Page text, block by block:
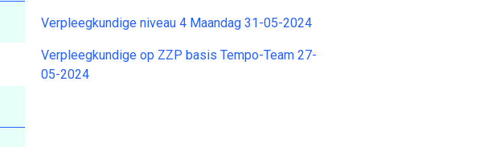
Verpleegkundige niveau 4 Maandag 31-05-2024
Verpleegkundige op ZZP basis Tempo-Team 27-
05-2024